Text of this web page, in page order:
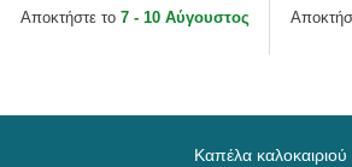
York Yankees MLB από New
Αποκτήστε το 7 - 10 Αύγουστος
Side
Καπέλα καλοκαιριού